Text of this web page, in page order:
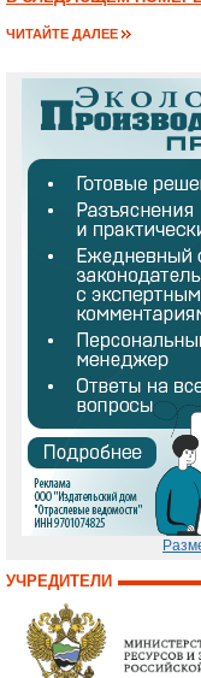
ЧИТАЙТЕ ДАЛЕЕ
УЧРЕДИТЕЛИ